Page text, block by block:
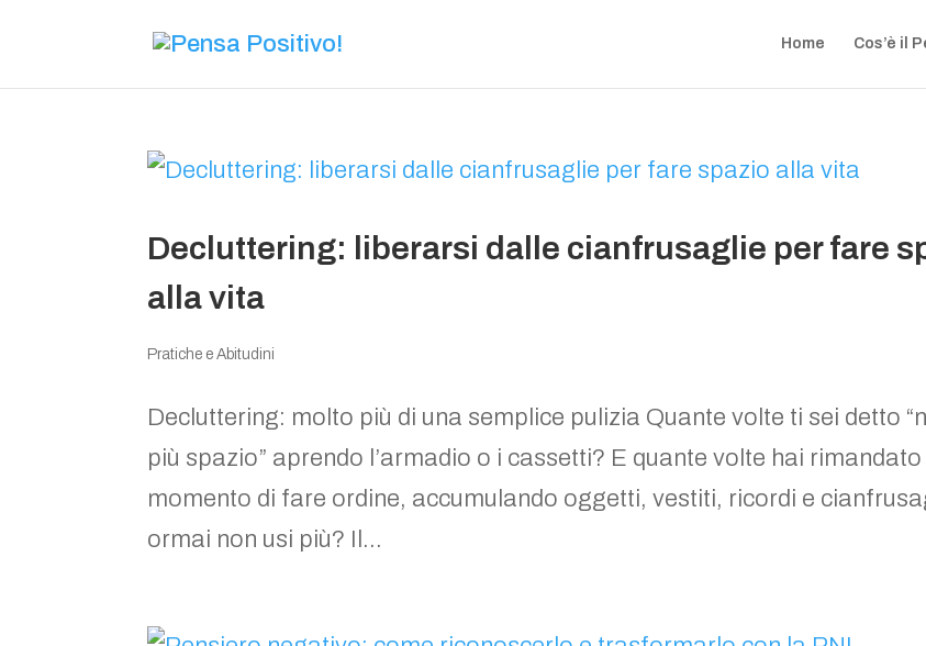
Home Cos’è il
Decluttering: liberarsi dalle cianfrusaglie per fare
alla vita
Pratiche e Abitudini
Decluttering: molto più di una semplice pulizia Quante volte ti sei detto
più spazio” aprendo l’armadio o i cassetti? E quante volte hai rimandato
momento di fare ordine, accumulando oggetti, vestiti, ricordi e
ormai non usi più? Il...